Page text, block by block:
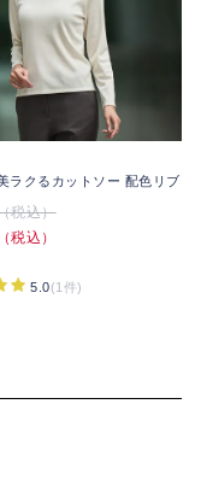
ラクるカットソー 配色リブ
税込）
税込）
5.0(1件)